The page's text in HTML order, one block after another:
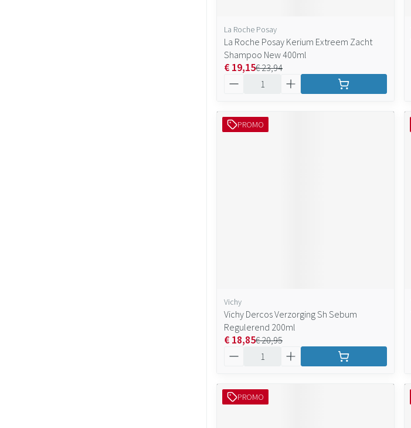
La Roche Posay
La Roche Posay Kerium Extreem Zacht
Shampoo New 400ml
€ 23,94
€ 19,15
PROMO
Vichy
Vichy Dercos Verzorging Sh Sebum
Regulerend 200ml
€ 20,95
€ 18,85
PROMO